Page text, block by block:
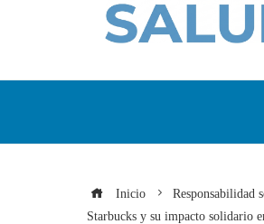
Inicio
Responsabilidad
Starbucks y su impacto solidario